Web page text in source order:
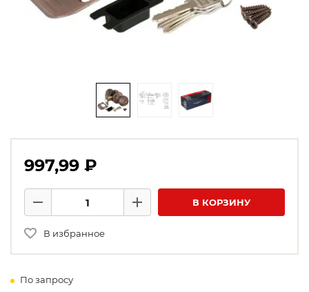
997,99 ₽
Минус
Плюс В КОРЗИНУ
В избранное
По запросу